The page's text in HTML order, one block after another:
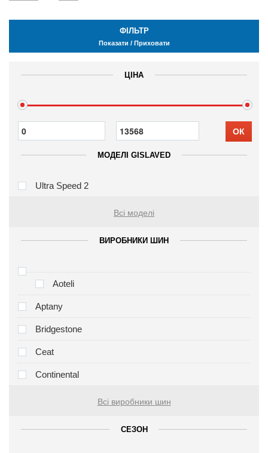
ФІЛЬТР
Показати / Приховати
ЦІНА
ОК
МОДЕЛІ GISLAVED
Ultra Speed 2
Всі моделі
ВИРОБНИКИ ШИН
Aoteli
Aptany
Bridgestone
Ceat
Continental
Всі виробники шин
СЕЗОН